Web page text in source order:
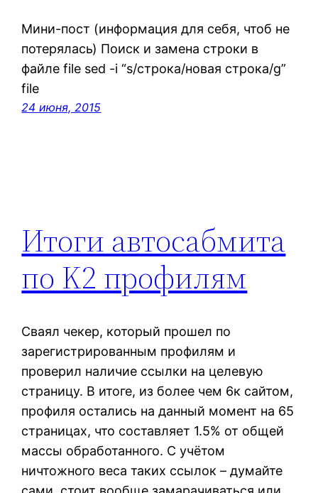
Мини-пост (информация для себя, чтоб не
потерялась) Поиск и замена строки в
файле file sed -i “s/строка/новая строка/g”
file
24 июня, 2015
Итоги автосабмита
по K2 профилям
Сваял чекер, который прошел по
зарегистрированным профилям и
проверил наличие ссылки на целевую
страницу. В итоге, из более чем 6к сайтом,
профиля остались на данный момент на 65
страницах, что составляет 1.5% от общей
массы обработанного. С учётом
ничтожного веса таких ссылок – думайте